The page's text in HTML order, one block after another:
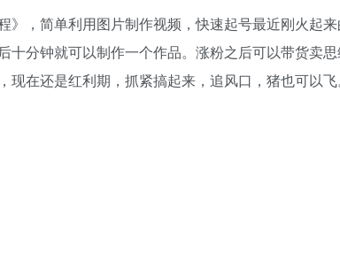
，简单利用图片制作视频，快速起号最近刚火起
分钟就可以制作一个作品。涨粉之后可以带货卖
在还是红利期，抓紧搞起来，追风口，猪也可以飞